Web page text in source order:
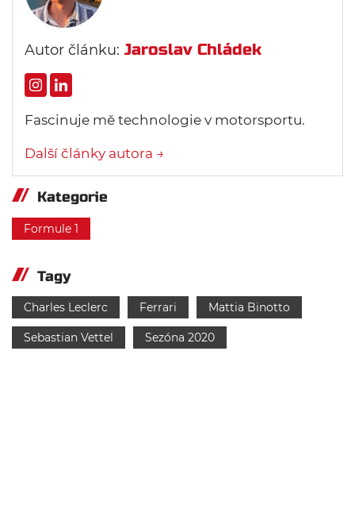
Autor článku: Jaroslav Chládek
Fascinuje mě technologie v motorsportu.
Další články autora →
Kategorie
Formule 1
Tagy
Charles Leclerc Ferrari Mattia Binotto
Sebastian Vettel Sezóna 2020